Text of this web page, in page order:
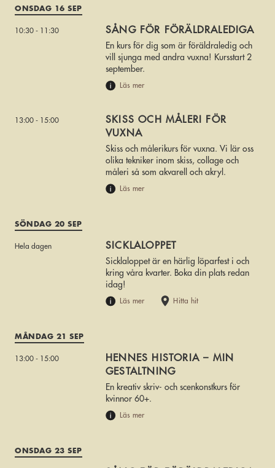
ONSDAG 16 SEP
10:30 - 11:30 SÅNG FÖR FÖRÄLDRALEDIGA
En kurs för dig som är föräldraledig och
vill sjunga med andra vuxna! Kursstart 2
september.
Läs mer
13:00 - 15:00
SKISS OCH MÅLERI FÖR
VUXNA
Skiss och målerikurs för vuxna. Vi lär oss
olika tekniker inom skiss, collage och
måleri så som akvarell och akryl.
Läs mer
SÖNDAG 20 SEP
Hela dagen SICKLALOPPET
Sicklaloppet är en härlig löparfest i och
kring våra kvarter. Boka din plats redan
idag!
Läs mer Hitta hit
MÅNDAG 21 SEP
13:00 - 15:00
HENNES HISTORIA – MIN
GESTALTNING
En kreativ skriv- och scenkonstkurs för
kvinnor 60+.
Läs mer
ONSDAG 23 SEP